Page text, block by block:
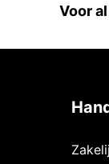
Voor